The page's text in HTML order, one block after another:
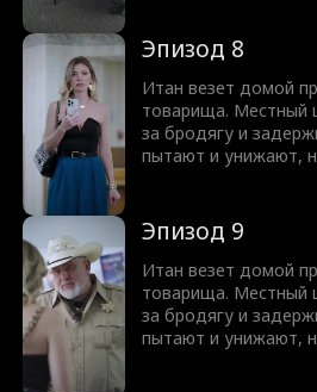
предела. И тут
подчиненный Итана
ФБР! Раскроется ли
— герой Америки?
Эпизод 8
Итан везет домой
товарища. Местный
за бродягу и
пытают и унижают,
предела. И тут
подчиненный Итана
ФБР! Раскроется ли
— герой Америки?
Эпизод 9
Итан везет домой
товарища. Местный
за бродягу и
пытают и унижают,